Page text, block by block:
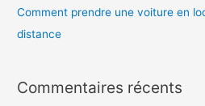
Comment prendre une voiture en
distance
Commentaires récents